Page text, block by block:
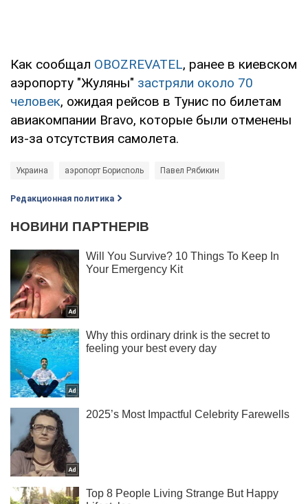
Как сообщал OBOZREVATEL, ранее в киевском
аэропорту "Жуляны" застряли около 70
человек, ожидая рейсов в Тунис по билетам
авиакомпании Bravo, которые были отменены
из-за отсутствия самолета.
Украина аэропорт Борисполь Павел Рябикин
Редакционная политика